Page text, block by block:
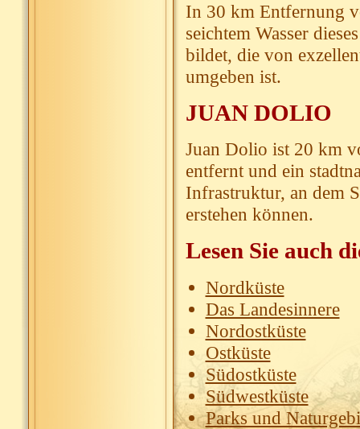
In 30 km Entfernung
seichtem Wasser
bildet, die von
umgeben ist.
JUAN DOLIO
Juan Dolio ist 20 km
entfernt und ein
Infrastruktur, an dem
erstehen können.
Lesen Sie auch
Nordküste
Das Landesinnere
Nordostküste
Ostküste
Südostküste
Südwestküste
Parks und